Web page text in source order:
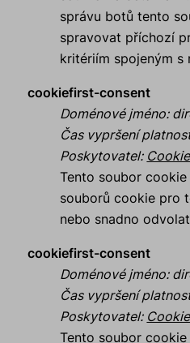
správu botů tento
spravovat příchozí
kritériím spojeným s
cookiefirst-consent
Doménové jméno:
Čas vypršení
Poskytovatel:
Tento soubor
souborů cookie pro
nebo snadno
cookiefirst-consent
Doménové jméno:
Čas vypršení
Poskytovatel:
Tento soubor